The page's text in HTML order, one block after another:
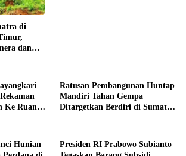
di
dan
Ke Ruang
Ratusan Pembangunan Huntap
Mandiri Tahan Gempa
Ditargetkan Berdiri di Sumatra
Hunian
Presiden RI Prabowo Subianto